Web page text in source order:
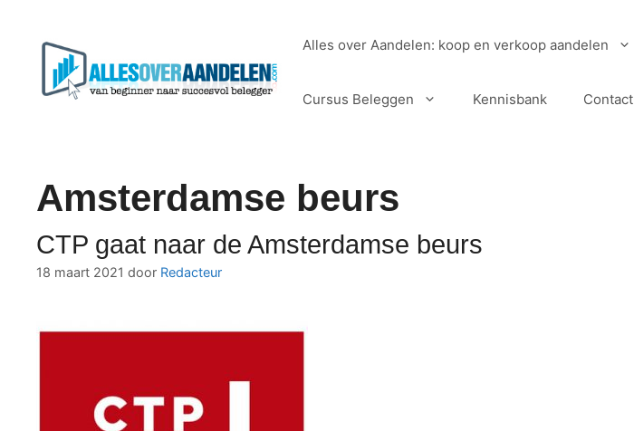
Alles over Aandelen: koop en verkoop aandelen
Cursus Beleggen Kennisbank Contact
Amsterdamse beurs
CTP gaat naar de Amsterdamse beurs
18 maart 2021 door Redacteur